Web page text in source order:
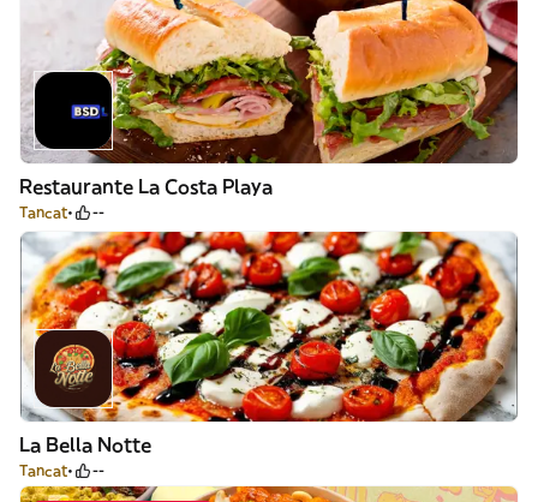
Restaurante La Costa Playa
Tancat --
La Bella Notte
Tancat --